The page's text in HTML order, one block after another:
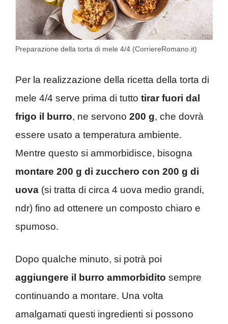
Preparazione della torta di mele 4/4 (CorriereRomano.it)
Per la realizzazione della ricetta della torta di
mele 4/4 serve prima di tutto tirar fuori dal
frigo il burro, ne servono 200 g, che dovrà
essere usato a temperatura ambiente.
Mentre questo si ammorbidisce, bisogna
montare 200 g di zucchero con 200 g di
uova (si tratta di circa 4 uova medio grandi,
ndr) fino ad ottenere un composto chiaro e
spumoso.
Dopo qualche minuto, si potrà poi
aggiungere il burro ammorbidito sempre
continuando a montare. Una volta
amalgamati questi ingredienti si possono